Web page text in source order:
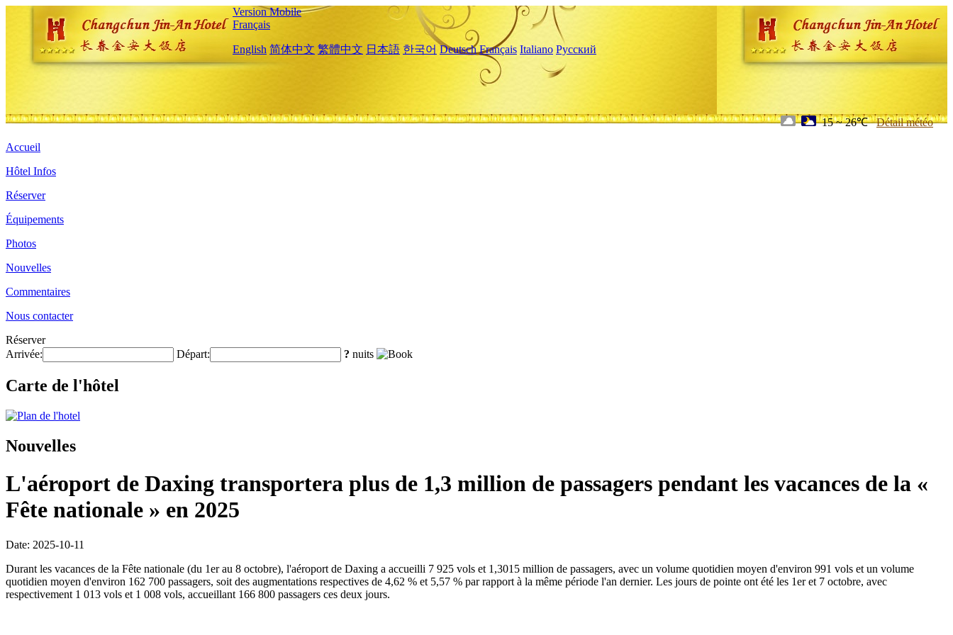
Version Mobile
Français
English 简体中文 繁體中文 日本語 한국어 Deutsch Français Italiano Русский
15 ~ 26℃ Détail météo
Accueil
Hôtel Infos
Réserver
Équipements
Photos
Nouvelles
Commentaires
Nous contacter
Réserver
Arrivée:
Départ: ? nuits
Carte de l'hôtel
Nouvelles
L'aéroport de Daxing transportera plus de 1,3 million de passagers pendant les vacances de la «
Fête nationale » en 2025
Date: 2025-10-11
Durant les vacances de la Fête nationale (du 1er au 8 octobre), l'aéroport de Daxing a accueilli 7 925 vols et 1,3015 million de passagers, avec un volume quotidien moyen d'environ 991 vols et un volume
quotidien moyen d'environ 162 700 passagers, soit des augmentations respectives de 4,62 % et 5,57 % par rapport à la même période l'an dernier. Les jours de pointe ont été les 1er et 7 octobre, avec
respectivement 1 013 vols et 1 008 vols, accueillant 166 800 passagers ces deux jours.